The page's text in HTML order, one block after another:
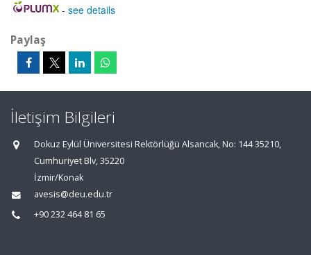
- see details
Paylaş
İletişim Bilgileri
Dokuz Eylül Üniversitesi Rektörlüğü Alsancak, No: 144 35210,
Cumhuriyet Blv, 35220
İzmir/Konak
avesis@deu.edu.tr
+90 232 464 81 65